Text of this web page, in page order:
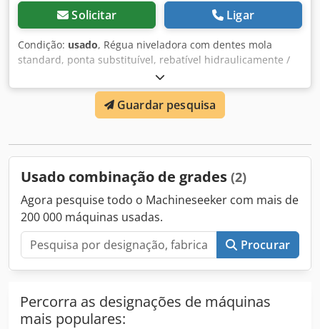
Solicitar Ligar
Condição: usado, Régua niveladora com dentes mola
standard, ponta substituível, rebatível hidraulicamente /
rolo quebrador duplo, ajuste mecânico de profundidade,
iluminação, engate categoria II / III. Dksdpett Dacefx Al Ror
Guardar pesquisa
Usado combinação de grades (2)
Agora pesquise todo o Machineseeker com mais de
200 000 máquinas usadas.
Procurar
Percorra as designações de máquinas
mais populares: